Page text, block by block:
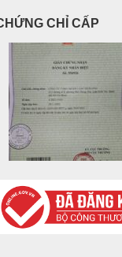
CHỈ CẤP